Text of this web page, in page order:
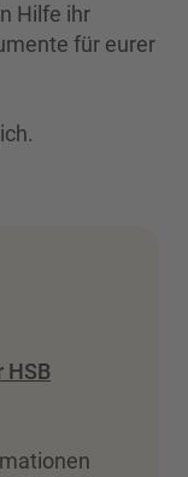
Hilfe ihr
für eurer
HSB